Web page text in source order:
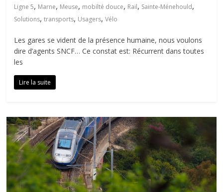
Ligne 5, Marne, Meuse, mobilté douce, Rail, Sainte-Ménehould,
Solutions,transports, Usagers,Vélo
Les gares se vident de la présence humaine, nous voulons
dire d’agents SNCF… Ce constat est: Récurrent dans toutes
les
Lire la suite